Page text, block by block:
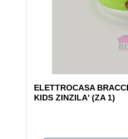
ELETTROCASA
KIDS ZINZILA' (ZA 1)